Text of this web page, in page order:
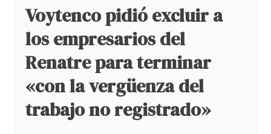
Voytenco pidió excluir a
los empresarios del
Renatre para terminar
«con la vergüenza del
trabajo no registrado»